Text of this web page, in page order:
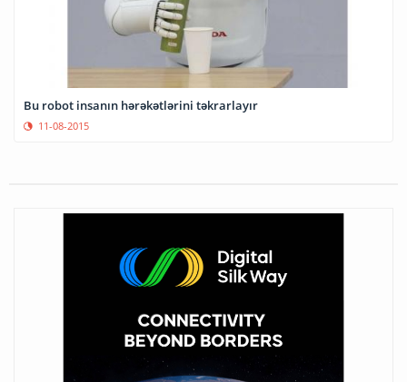
Bu robot insanın hərəkətlərini təkrarlayır
11-08-2015